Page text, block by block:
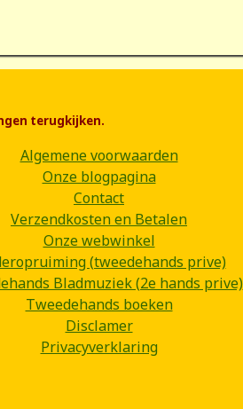
terugkijken.
Algemene voorwaarden
Onze blogpagina
Contact
Verzendkosten en Betalen
Onze webwinkel
(tweedehands prive)
Bladmuziek (2e hands prive)
Tweedehands boeken
Disclamer
Privacyverklaring